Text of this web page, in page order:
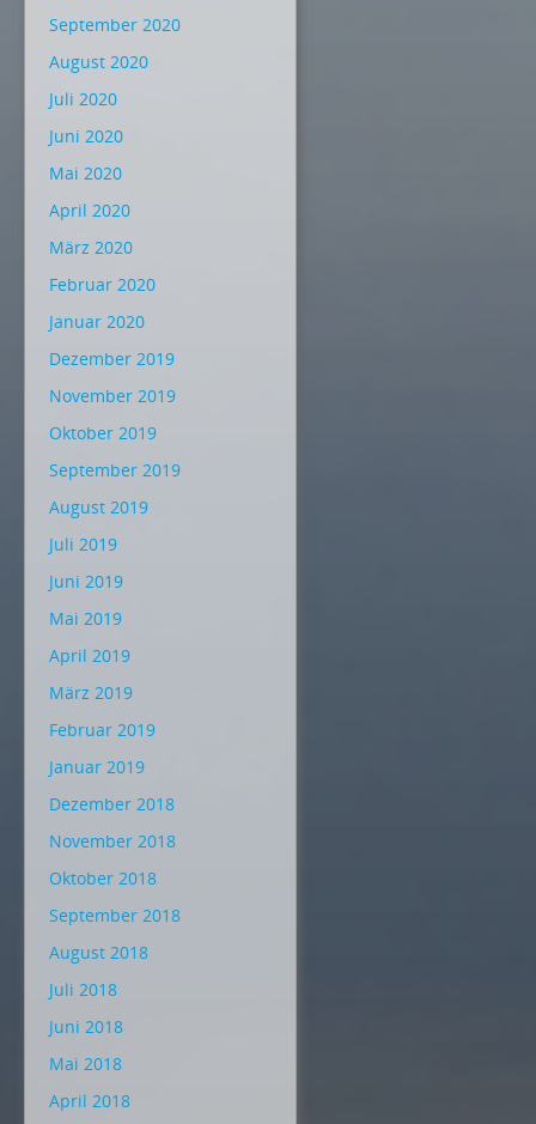
September 2020
August 2020
Juli 2020
Juni 2020
Mai 2020
April 2020
März 2020
Februar 2020
Januar 2020
Dezember 2019
November 2019
Oktober 2019
September 2019
August 2019
Juli 2019
Juni 2019
Mai 2019
April 2019
März 2019
Februar 2019
Januar 2019
Dezember 2018
November 2018
Oktober 2018
September 2018
August 2018
Juli 2018
Juni 2018
Mai 2018
April 2018